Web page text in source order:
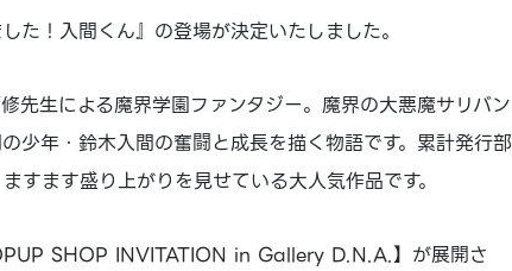
！入間くん』の登場が決定いたしました。
先生による魔界学園ファンタジー。魔界の大悪魔サリバン
少年・鈴木入間の奮闘と成長を描く物語です。累計発行部
ます盛り上がりを見せている大人気作品です。
SHOP INVITATION in Gallery D.N.A.】が展開さ